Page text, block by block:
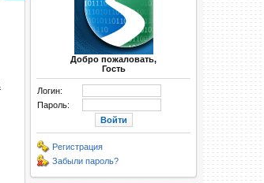
Добро пожаловать,
Гость
Логин:
Пароль:
Регистрация
Забыли пароль?